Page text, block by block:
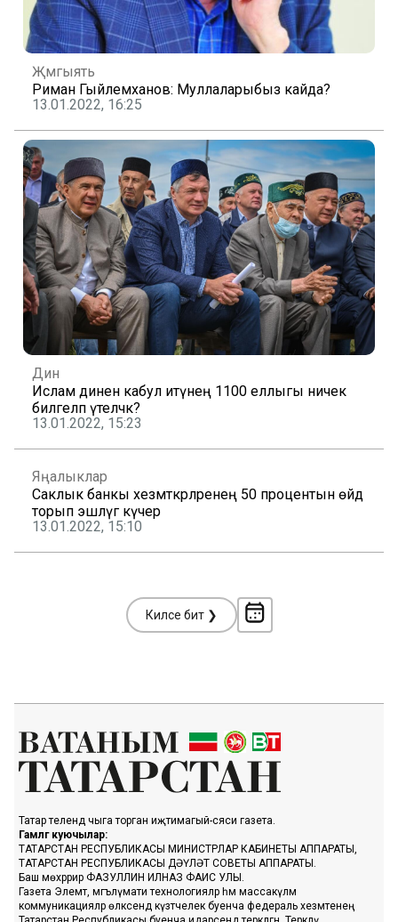
Җәмгыять
Риман Гыйлемханов: Муллаларыбыз кайда?
13.01.2022, 16:25
Дин
Ислам динен кабул итүнең 1100 еллыгы ничек
билгеләп үтеләчәк?
13.01.2022, 15:23
Яңалыклар
Саклык банкы хезмәткәрләренең 50 процентын өйдә
торып эшләүгә күчерә
13.01.2022, 15:10
Киләсе бит ❯
Татар телендә чыга торган иҗтимагый-сәяси газета.
Гамәлгә куючылар:
ТАТАРСТАН РЕСПУБЛИКАСЫ МИНИСТРЛАР КАБИНЕТЫ АППАРАТЫ,
ТАТАРСТАН РЕСПУБЛИКАСЫ ДӘҮЛӘТ СОВЕТЫ АППАРАТЫ.
Баш мөхәррир ФАЗУЛЛИН ИЛНАЗ ФАИС УЛЫ.
Газета Элемтә, мәгълүмати технологияләр һәм массакүләм
коммуникацияләр өлкәсендә күзәтчелек буенча федераль хезмәтенең